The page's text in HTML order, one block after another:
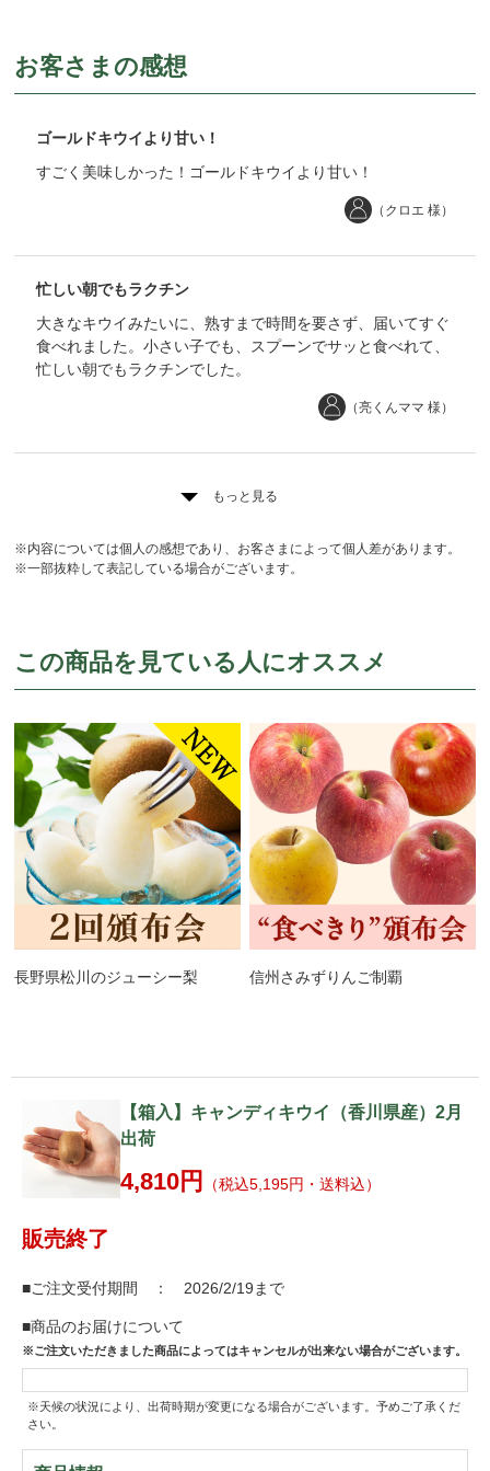
お客さまの感想
ゴールドキウイより甘い！
すごく美味しかった！ゴールドキウイより甘い！
（クロエ 様）
忙しい朝でもラクチン
大きなキウイみたいに、熟すまで時間を要さず、届いてすぐ
食べれました。小さい子でも、スプーンでサッと食べれて、
忙しい朝でもラクチンでした。
（亮くんママ 様）
もっと見る
※内容については個人の感想であり、お客さまによって個人差があります。
※一部抜粋して表記している場合がございます。
この商品を見ている人にオススメ
長野県松川のジューシー梨 信州さみずりんご制覇
【箱入】キャンディキウイ（香川県産）2月
出荷
4,810円 （税込5,195円・送料込）
販売終了
■ご注文受付期間 ： 2026/2/19まで
■商品のお届けについて
※ご注文いただきました商品によってはキャンセルが出来ない場合がございます。
※天候の状況により、出荷時期が変更になる場合がございます。予めご了承くだ
さい。